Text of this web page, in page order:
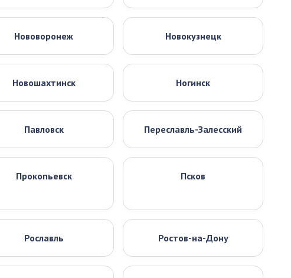
Нововоронеж Новокузнецк
Новошахтинск Ногинск
Павловск Переславль-Залесский
Прокопьевск Псков
Рославль Ростов-на-Дону